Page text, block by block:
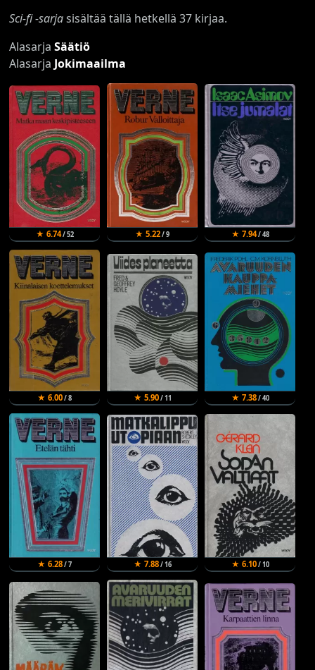
Sci-fi -sarjasisältää tällä hetkellä 37 kirjaa.
AlasarjaSäätiö
Alasarja Jokimaailma
★ 6.74/ 52 ★ 5.22/ 9 ★ 7.94/ 48
★ 6.00/ 8 ★ 5.90/ 11 ★ 7.38/ 40
★ 6.28/ 7 ★ 7.88/ 16 ★ 6.10/ 10